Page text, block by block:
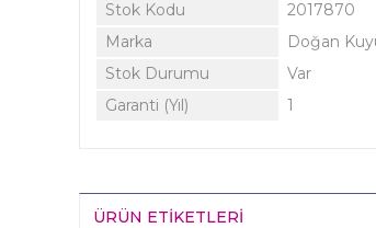
Stok Kodu
2017870
Marka
Doğan
Stok Durumu
Var
Garanti (Yıl)
1
ÜRÜN ETIKETLERI